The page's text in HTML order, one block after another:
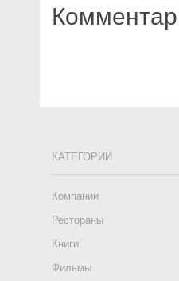
КАТЕГОРИИ
Компании
Рестораны
Книги
Фильмы